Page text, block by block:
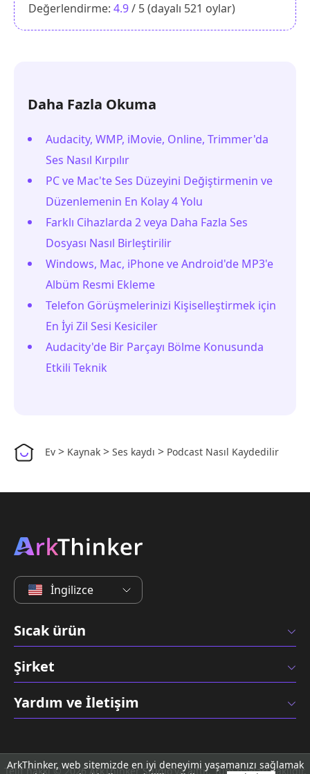
Değerlendirme: 4.9/ 5 (dayalı 521 oylar)
Daha Fazla Okuma
Audacity, WMP, iMovie, Online, Trimmer'da
Ses Nasıl Kırpılır
PC ve Mac'te Ses Düzeyini Değiştirmenin ve
Düzenlemenin En Kolay 4 Yolu
Farklı Cihazlarda 2 veya Daha Fazla Ses
Dosyası Nasıl Birleştirilir
Windows, Mac, iPhone ve Android'de MP3'e
Albüm Resmi Ekleme
Telefon Görüşmelerinizi Kişiselleştirmek için
En İyi Zil Sesi Kesiciler
Audacity'de Bir Parçayı Bölme Konusunda
Etkili Teknik
Ev > Kaynak > Ses kaydı > Podcast Nasıl Kaydedilir
İngilizce
Sıcak ürün
Şirket
Yardım ve İletişim
Telif hakkı © 2026 ArkThinker Studio'ya aittir. Tüm hakları saklıdır.
ArkThinker, web sitemizde en iyi deneyimi yaşamanızı sağlamak